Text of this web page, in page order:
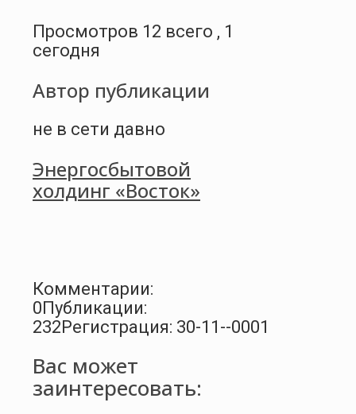
Просмотров 12 всего , 1
сегодня
Автор публикации
не в сети давно
Энергосбытовой
холдинг «Восток»
Комментарии:
0 Публикации:
232 Регистрация: 30-11--0001
Вас может
заинтересовать: